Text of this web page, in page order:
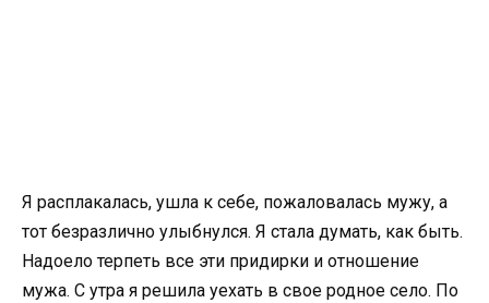
Я расплакалась, ушла к себе, пожаловалась мужу, а
тот безразлично улыбнулся. Я стала думать, как быть.
Надоело терпеть все эти придирки и отношение
мужа. С утра я решила уехать в свое родное село. По